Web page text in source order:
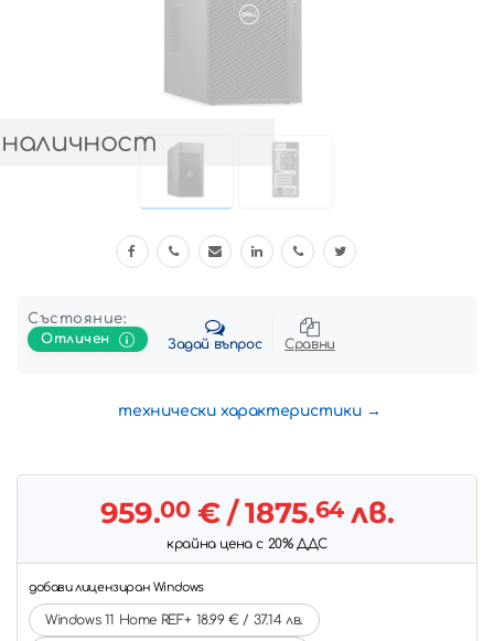
Състояние:
Отличен
Задай въпрос Сравни
технически характеристики
959.00€/ 1875.64лв.
крайна цена с 20% ДДС
добави лицензиран Windows
Windows 11 Home REF+ 18.99 € / 37.14 лв.